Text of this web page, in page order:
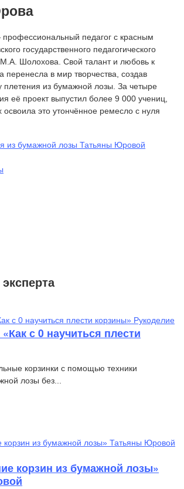
педагог с красным
государственного педагогического
Шолохова. Свой талант и любовь к
перенесла в мир творчества, создав
плетения из бумажной лозы. За четыре
её проект выпустил более 9 000 учениц,
освоила это утончённое ремесло с нуля
из бумажной лозы Татьяны Юровой
Рукоделие
с 0 научиться плести
корзинки с помощью техники
лозы без...
корзин из бумажной лозы»